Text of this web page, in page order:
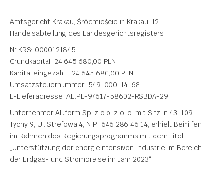
Amtsgericht Krakau, Śródmieście in Krakau, 12.
Handelsabteilung des Landesgerichtsregisters
Nr KRS: 0000121845
Grundkapital: 24 645 680,00 PLN
Kapital eingezahlt: 24 645 680,00 PLN
Umsatzsteuernummer: 549-000-14-68
E-Lieferadresse: AE:PL-97617-58602-RSBDA-29
Unternehmer Aluform Sp. z o.o. z o. o. mit Sitz in 43-109
Tychy 9, Ul. Strefowa 4, NIP: 646 286 46 14, erhielt Beihilfen
im Rahmen des Regierungsprogramms mit dem Titel:
„Unterstützung der energieintensiven Industrie im Bereich
der Erdgas- und Strompreise im Jahr 2023“.